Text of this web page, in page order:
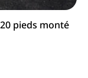
pieds monté